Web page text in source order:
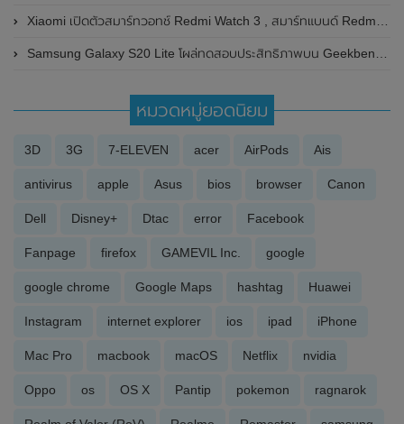
Xiaomi เปิดตัวสมาร์ทวอทช์ Redmi Watch 3 , สมาร์ทแบนด์ RedmiBand 2 และหูฟังไร้สาย Redmi Buds 4 Lite
Samsung Galaxy S20 Lite โผล่ทดสอบประสิทธิภาพบน Geekbench มาพร้อมชิปเซ็ต Snapdragon 865
หมวดหมู่ยอดนิยม
3D 3G 7-ELEVEN acer AirPods Ais
antivirus apple Asus bios browser Canon
Dell Disney+ Dtac error Facebook
Fanpage firefox GAMEVIL Inc. google
google chrome Google Maps hashtag Huawei
Instagram internet explorer ios ipad iPhone
Mac Pro macbook macOS Netflix nvidia
Oppo os OS X Pantip pokemon ragnarok